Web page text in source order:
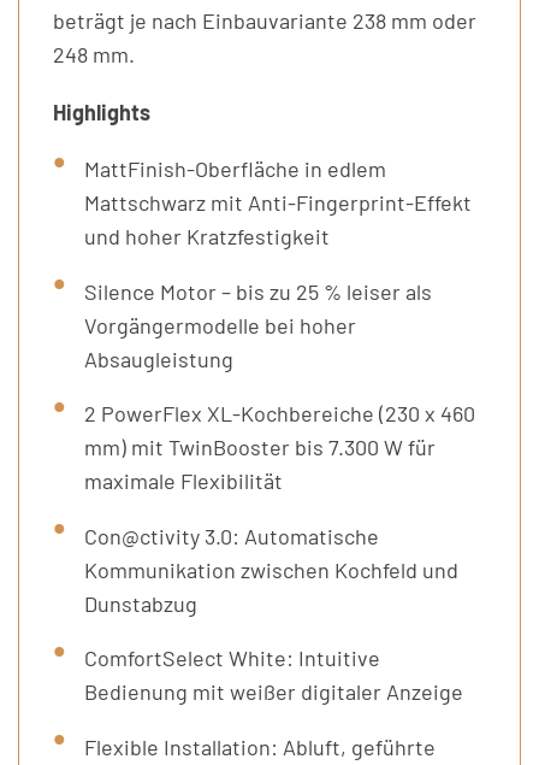
beträgt je nach Einbauvariante 238 mm oder
248 mm.
Highlights
MattFinish-Oberfläche in edlem
Mattschwarz mit Anti-Fingerprint-Effekt
und hoher Kratzfestigkeit
Silence Motor – bis zu 25 % leiser als
Vorgängermodelle bei hoher
Absaugleistung
2 PowerFlex XL-Kochbereiche (230 x 460
mm) mit TwinBooster bis 7.300 W für
maximale Flexibilität
Con@ctivity 3.0: Automatische
Kommunikation zwischen Kochfeld und
Dunstabzug
ComfortSelect White: Intuitive
Bedienung mit weißer digitaler Anzeige
Flexible Installation: Abluft, geführte